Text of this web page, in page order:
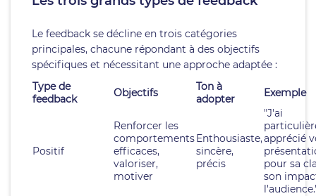
Le feedback se décline en trois catégories
principales, chacune répondant à des objectifs
spécifiques et nécessitant une approche adaptée :
Type de
feedback
Objectifs
Ton à
adopter
Exemple
Positif
Renforcer les
comportements
efficaces,
valoriser,
motiver
Enthousiaste,
sincère,
précis
"J'ai
apprécié
pour sa
son